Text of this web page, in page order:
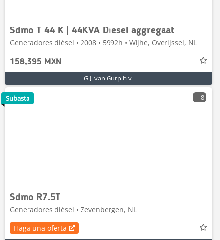
Sdmo T 44 K | 44KVA Diesel aggregaat
Generadores diésel • 2008 • 5992h • Wijhe, Overijssel, NL
158,395 MXN
G.J. van Gurp b.v.
8
Sdmo R7.5T
Generadores diésel • Zevenbergen, NL
Haga una oferta
Subasta